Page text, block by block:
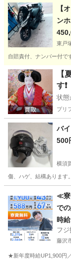
神奈川 横浜市
【
ン
東戸
自賠責付、ナンバー付で
神奈川
【
す❗️
状態
プリ
バ
500
横須
傷、ハゲ、結構あります
≪寮
で
時
フ
藤沢
★新年度時給UP1,900円